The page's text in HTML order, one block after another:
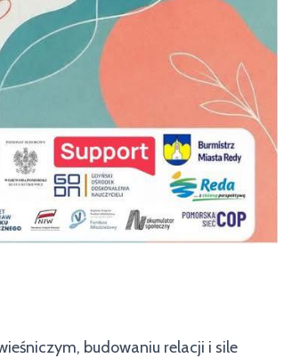
budowaniu relacji i sile